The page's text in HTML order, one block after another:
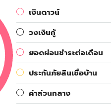
เงินดาวน์
วงเงินกู้
ยอดผ่อนชำระต่อเดือน
ประกันภัยสินเชื่อบ้าน
ค่าส่วนกลาง